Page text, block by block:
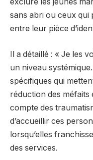
sans abri ou ceux qui
entre leur pièce
Il a détaillé : « Je les
un niveau systémique.
spécifiques qui
réduction des méfaits
compte des
d’accueillir ces
lorsqu’elles
des services.